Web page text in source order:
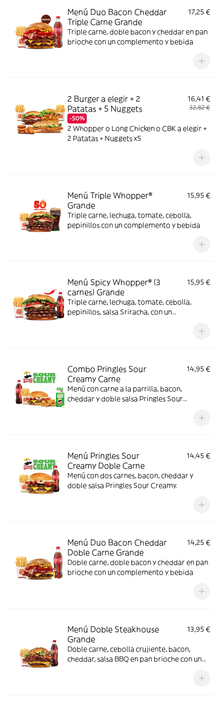
Menú Duo Bacon Cheddar
Triple Carne Grande
17,25 €
Triple carne, doble bacon y cheddar en pan
brioche con un complemento y bebida
2 Burger a elegir + 2
Patatas + 5 Nuggets
-50%
16,41 €
32,82 €
2 Whopper o Long Chicken o CBK a elegir +
2 Patatas + Nuggets x5
Menú Triple Whopper®
Grande
15,95 €
Triple carne, lechuga, tomate, cebolla,
pepinillos con un complemento y bebida
Menú Spicy Whopper® (3
carnes) Grande
15,95 €
Triple carne, lechuga, tomate, cebolla,
pepinillos, salsa Sriracha, con un
Combo Pringles Sour
Creamy Carne
14,95 €
Menú con carne a la parrilla, bacon,
cheddar y doble salsa Pringles Sour
Menú Pringles Sour
Creamy Doble Carne
14,45 €
Menú con dos carnes, bacon, cheddar y
doble salsa Pringles Sour Creamy.
Menú Duo Bacon Cheddar
Doble Carne Grande
14,25 €
Doble carne, doble bacon y cheddar en pan
brioche con un complemento y bebida
Menú Doble Steakhouse
Grande
13,95 €
Doble carne, cebolla crujiente, bacon,
cheddar, salsa BBQ en pan brioche con un